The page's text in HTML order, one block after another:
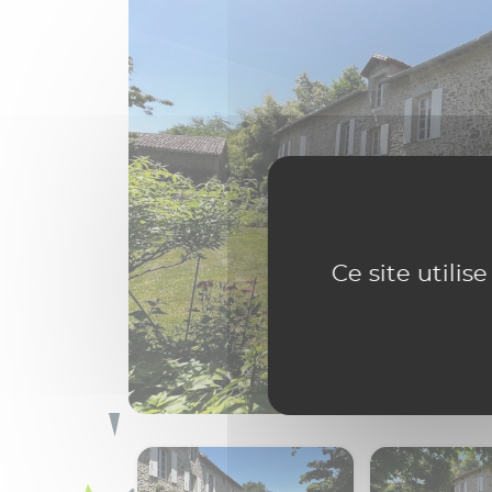
Ce site